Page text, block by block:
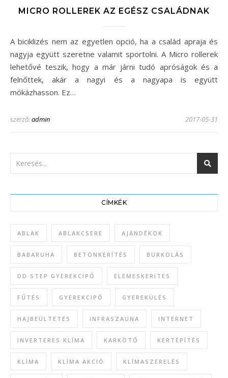
MICRO ROLLEREK AZ EGÉSZ CSALÁDNAK
A biciklizés nem az egyetlen opció, ha a család apraja és
nagyja együtt szeretne valamit sportolni. A Micro rollerek
lehetővé teszik, hogy a már járni tudó apróságok és a
felnőttek, akár a nagyi és a nagyapa is együtt
mókázhasson. Ez…
szerző:admin 2017-05-31
CÍMKÉK
ABLAK ABLAKCSERE AJÁNDÉKOK
BABARUHA BETONKERÍTÉS BURKOLÁS
DD STEP GYEREKCIPŐ ELEMESKERITES
FŰTÉS GYEREKCIPŐ GYEREKÜLÉS
HAJBEÜLTETÉS INFRASZAUNA INTERNET
INVERTERES KLÍMA KARKÖTŐ KERTÉPÍTÉS
KLÍMA KLÍMA AKCIÓ KLÍMASZERELÉS